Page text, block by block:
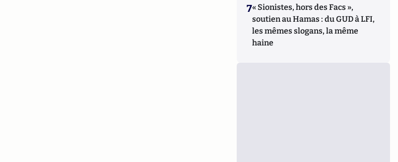
7« Sionistes, hors des Facs »,
soutien au Hamas : du GUD à LFI,
les mêmes slogans, la même
haine